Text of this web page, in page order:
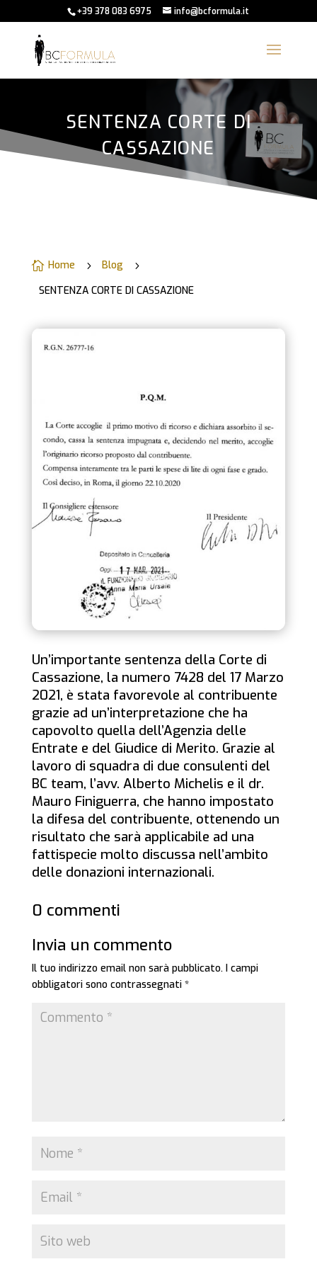
+39 378 083 6975 info@bcformula.it
SENTENZA CORTE DI
CASSAZIONE
 Home 5 Blog 5
SENTENZA CORTE DI CASSAZIONE
Un’importante sentenza della Corte di
Cassazione, la numero 7428 del 17 Marzo
2021, è stata favorevole al contribuente
grazie ad un’interpretazione che ha
capovolto quella dell’Agenzia delle
Entrate e del Giudice di Merito. Grazie al
lavoro di squadra di due consulenti del
BC team, l’avv. Alberto Michelis e il dr.
Mauro Finiguerra, che hanno impostato
la difesa del contribuente, ottenendo un
risultato che sarà applicabile ad una
fattispecie molto discussa nell’ambito
delle donazioni internazionali.
0 commenti
Invia un commento
Il tuo indirizzo email non sarà pubblicato. I campi
obbligatori sono contrassegnati *